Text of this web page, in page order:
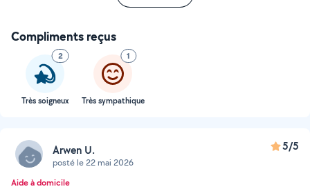
Compliments reçus
2
Très soigneux
1
Très sympathique
Arwen U.
posté le 22 mai 2026
5/5
Aide à domicile